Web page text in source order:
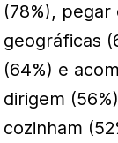
(78%),
geográficas
(64%) e
dirigem
cozinham